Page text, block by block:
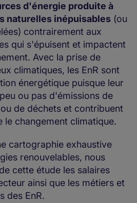
d'énergie produite à
naturelles inépuisables (ou
contrairement aux
qui s'épuisent et impactent
Avec la prise de
climatiques, les EnR sont
énergétique puisque leur
ou pas d'émissions de
de déchets et contribuent
le changement climatique.
cartographie exhaustive
renouvelables, nous
cette étude les salaires
ainsi que les métiers et
des EnR.